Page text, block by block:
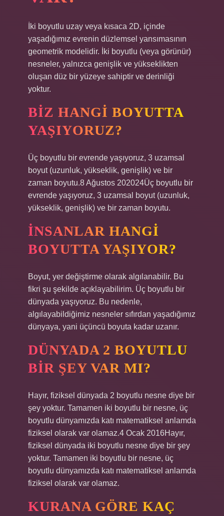
İki boyutlu uzay veya kısaca 2D, içinde
yaşadığımız evrenin düzlemsel yansımasının
geometrik modelidir. İki boyutlu (veya görünür)
nesneler, yalnızca genişlik ve yükseklikten
oluşan düz bir yüzeye sahiptir ve derinliği
yoktur.
BIZ HANGI BOYUTTA
YAŞIYORUZ?
Üç boyutlu bir evrende yaşıyoruz, 3 uzamsal
boyut (uzunluk, yükseklik, genişlik) ve bir
zaman boyutu.8 Ağustos 202024Üç boyutlu bir
evrende yaşıyoruz, 3 uzamsal boyut (uzunluk,
yükseklik, genişlik) ve bir zaman boyutu.
İNSANLAR HANGI
BOYUTTA YAŞIYOR?
Boyut, yer değiştirme olarak algılanabilir. Bu
fikri şu şekilde açıklayabilirim. Üç boyutlu bir
dünyada yaşıyoruz. Bu nedenle,
algılayabildiğimiz nesneler sıfırdan yaşadığımız
dünyaya, yani üçüncü boyuta kadar uzanır.
DÜNYADA 2 BOYUTLU
BIR ŞEY VAR MI?
Hayır, fiziksel dünyada 2 boyutlu nesne diye bir
şey yoktur. Tamamen iki boyutlu bir nesne, üç
boyutlu dünyamızda katı matematiksel anlamda
fiziksel olarak var olamaz.4 Ocak 2016Hayır,
fiziksel dünyada iki boyutlu nesne diye bir şey
yoktur. Tamamen iki boyutlu bir nesne, üç
boyutlu dünyamızda katı matematiksel anlamda
fiziksel olarak var olamaz.
KURANA GÖRE KAÇ